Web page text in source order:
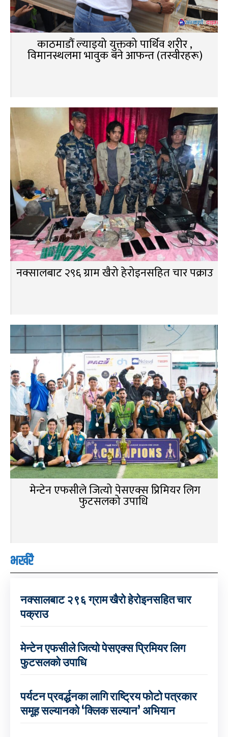
काठमाडौं ल्याइयो युक्तको पार्थिव शरीर ,
विमानस्थलमा भावुक बने आफन्त (तस्वीरहरू)
नक्सालबाट २९६ ग्राम खैरो हेरोइनसहित चार पक्राउ
मेन्टेन एफसीले जित्यो पेसएक्स प्रिमियर लिग
फुटसलको उपाधि
भर्खरै
नक्सालबाट २९६ ग्राम खैरो हेरोइनसहित चार
पक्राउ
मेन्टेन एफसीले जित्यो पेसएक्स प्रिमियर लिग
फुटसलको उपाधि
पर्यटन प्रवर्द्धनका लागि राष्ट्रिय फोटो पत्रकार
समूह सल्यानको ‘क्लिक सल्यान’ अभियान